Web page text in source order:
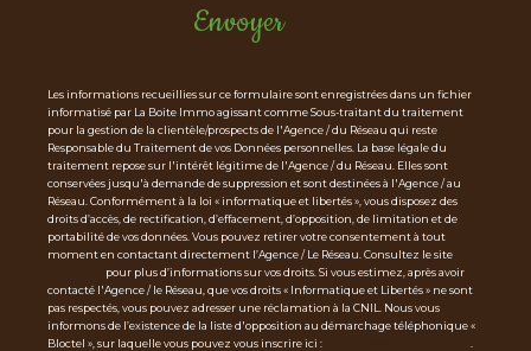
Envoyer
Les informations recueillies sur ce formulaire sont enregistrées dans un fichier
informatisé par La Boite Immo agissant comme Sous-traitant du traitement
pour la gestion de la clientèle/prospects de l'Agence / du Réseau qui reste
Responsable du Traitement de vos Données personnelles. La base légale du
traitement repose sur l'intérêt légitime de l'Agence / du Réseau. Elles sont
conservées jusqu'à demande de suppression et sont destinées à l'Agence / au
Réseau. Conformément à la loi « informatique et libertés », vous disposez des
droits d’accès, de rectification, d’effacement, d’opposition, de limitation et de
portabilité de vos données. Vous pouvez retirer votre consentement à tout
moment en contactant directement l’Agence / Le Réseau. Consultez le site
pour plus d’informations sur vos droits. Si vous estimez, après avoir
contacté l'Agence / le Réseau, que vos droits « Informatique et Libertés » ne sont
pas respectés, vous pouvez adresser une réclamation à la CNIL. Nous vous
informons de l’existence de la liste d'opposition au démarchage téléphonique «
Bloctel », sur laquelle vous pouvez vous inscrire ici :